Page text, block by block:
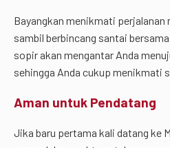
Bayangkan menikmati perjalanan
sambil berbincang santai
sopir akan mengantar Anda
sehingga Anda cukup menikmati
Aman untuk Pendatang
Jika baru pertama kali datang ke